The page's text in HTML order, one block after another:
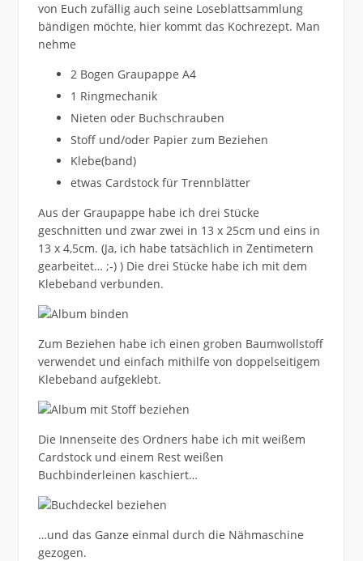
von Euch zufällig auch seine Loseblattsammlung
bändigen möchte, hier kommt das Kochrezept. Man
nehme
2 Bogen Graupappe A4
1 Ringmechanik
Nieten oder Buchschrauben
Stoff und/oder Papier zum Beziehen
Klebe(band)
etwas Cardstock für Trennblätter
Aus der Graupappe habe ich drei Stücke
geschnitten und zwar zwei in 13 x 25cm und eins in
13 x 4,5cm. (Ja, ich habe tatsächlich in Zentimetern
gearbeitet… ;-) ) Die drei Stücke habe ich mit dem
Klebeband verbunden.
Zum Beziehen habe ich einen groben Baumwollstoff
verwendet und einfach mithilfe von doppelseitigem
Klebeband aufgeklebt.
Die Innenseite des Ordners habe ich mit weißem
Cardstock und einem Rest weißen
Buchbinderleinen kaschiert…
…und das Ganze einmal durch die Nähmaschine
gezogen.